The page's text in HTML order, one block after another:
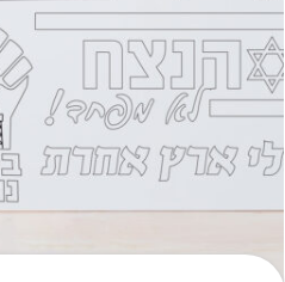
כמות דף צביעה ענק יחד ננצח